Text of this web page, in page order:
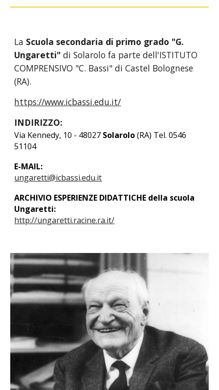
La Scuola secondaria di primo grado "G.
Ungaretti" di Solarolo fa parte dell'ISTITUTO
COMPRENSIVO "C. Bassi" di Castel Bolognese
(RA).
https://www.icbassi.edu.it/
INDIRIZZO:
Via Kennedy, 10 - 48027 Solarolo(RA) Tel. 0546
51104
E-MAIL:
ungaretti@icbassi.edu.it
ARCHIVIO ESPERIENZE DIDATTICHE della scuola
Ungaretti:
http://ungaretti.racine.ra.it/